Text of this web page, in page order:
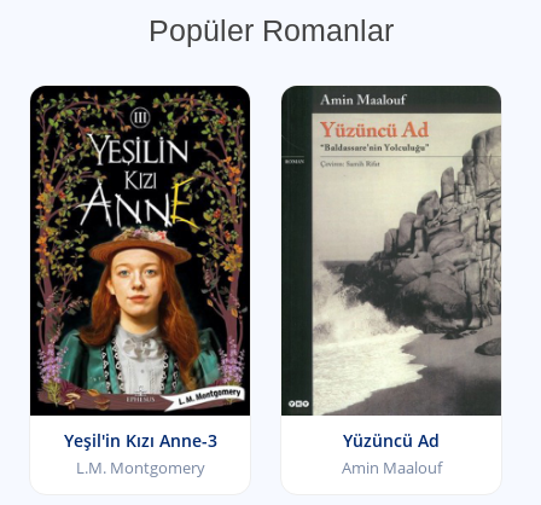
Popüler Romanlar
Yeşil'in Kızı Anne-3
L.M. Montgomery
Yüzüncü Ad
Amin Maalouf